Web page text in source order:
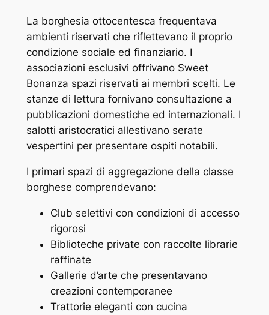
La borghesia ottocentesca frequentava
ambienti riservati che riflettevano il proprio
condizione sociale ed finanziario. I
associazioni esclusivi offrivano Sweet
Bonanza spazi riservati ai membri scelti. Le
stanze di lettura fornivano consultazione a
pubblicazioni domestiche ed internazionali. I
salotti aristocratici allestivano serate
vespertini per presentare ospiti notabili.
I primari spazi di aggregazione della classe
borghese comprendevano:
Club selettivi con condizioni di accesso
rigorosi
Biblioteche private con raccolte librarie
raffinate
Gallerie d’arte che presentavano
creazioni contemporanee
Trattorie eleganti con cucina